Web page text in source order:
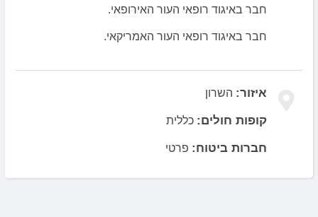
חבר באיגוד רופאי העור האירופאי.
חבר באיגוד רופאי העור האמריקאי.
איזור: השרון
קופות חולים: כללית
חברות ביטוח: פרטי